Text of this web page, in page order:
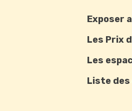
Exposer
Les Prix
Les
Liste